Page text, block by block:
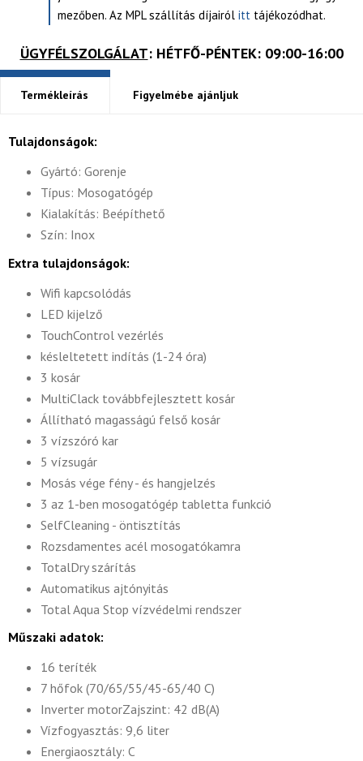
mezőben. Az MPL szállítás díjairól itt tájékozódhat.
ÜGYFÉLSZOLGÁLAT: HÉTFŐ-PÉNTEK: 09:00-16:00
Termékleírás Figyelmébe ajánljuk
Tulajdonságok:
Gyártó: Gorenje
Típus: Mosogatógép
Kialakítás: Beépíthető
Szín: Inox
Extra tulajdonságok:
Wifi kapcsolódás
LED kijelző
TouchControl vezérlés
késleltetett indítás (1-24 óra)
3 kosár
MultiClack továbbfejlesztett kosár
Állítható magasságú felső kosár
3 vízszóró kar
5 vízsugár
Mosás vége fény - és hangjelzés
3 az 1-ben mosogatógép tabletta funkció
SelfCleaning - öntisztítás
Rozsdamentes acél mosogatókamra
TotalDry szárítás
Automatikus ajtónyitás
Total Aqua Stop vízvédelmi rendszer
Műszaki adatok:
16 teríték
7 hőfok (70/65/55/45-65/40 C)
Inverter motorZajszint: 42 dB(A)
Vízfogyasztás: 9,6 liter
Energiaosztály: C